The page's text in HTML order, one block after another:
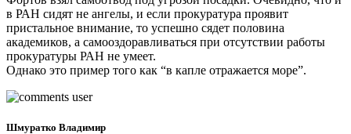
в РАН сидят не ангелы, и если прокуратура проявит
пристальное внимание, то успешно сядет половина
академиков, а самооздоравливаться при отсутствии работы
прокуратуры РАН не умеет.
Однако это пример того как “в капле отражается море”.
Шмуратко Владимир